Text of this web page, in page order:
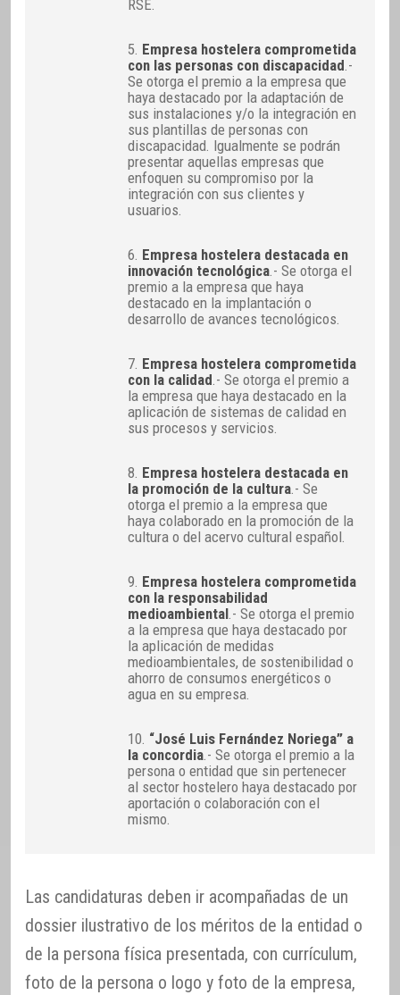
RSE.
5. Empresa hostelera comprometida
con las personas con discapacidad .-
Se otorga el premio a la empresa que
haya destacado por la adaptación de
sus instalaciones y/o la integración en
sus plantillas de personas con
discapacidad. Igualmente se podrán
presentar aquellas empresas que
enfoquen su compromiso por la
integración con sus clientes y
usuarios.
6. Empresa hostelera destacada en
innovación tecnológica .- Se otorga el
premio a la empresa que haya
destacado en la implantación o
desarrollo de avances tecnológicos.
7. Empresa hostelera comprometida
con la calidad .- Se otorga el premio a
la empresa que haya destacado en la
aplicación de sistemas de calidad en
sus procesos y servicios.
8. Empresa hostelera destacada en
la promoción de la cultura .- Se
otorga el premio a la empresa que
haya colaborado en la promoción de la
cultura o del acervo cultural español.
9. Empresa hostelera comprometida
con la responsabilidad
medioambiental .- Se otorga el premio
a la empresa que haya destacado por
la aplicación de medidas
medioambientales, de sostenibilidad o
ahorro de consumos energéticos o
agua en su empresa.
10. “José Luis Fernández Noriega” a
la concordia .- Se otorga el premio a la
persona o entidad que sin pertenecer
al sector hostelero haya destacado por
aportación o colaboración con el
mismo.
Las candidaturas deben ir acompañadas de un
dossier ilustrativo de los méritos de la entidad o
de la persona física presentada, con currículum,
foto de la persona o logo y foto de la empresa,